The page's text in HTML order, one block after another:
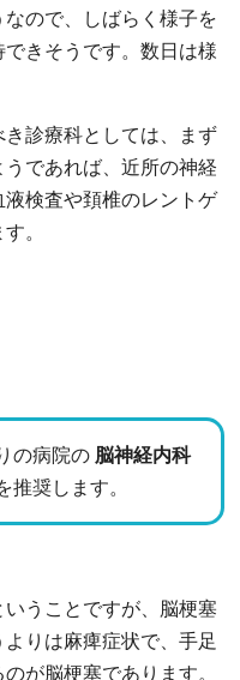
ので、しばらく様子を
きそうです。数日は様
診療科としては、まず
であれば、近所の神経
検査や頚椎のレントゲ
。
の病院の 脳神経内科
推奨します。
うことですが、脳梗塞
りは麻痺症状で、手足
が脳梗塞であります。